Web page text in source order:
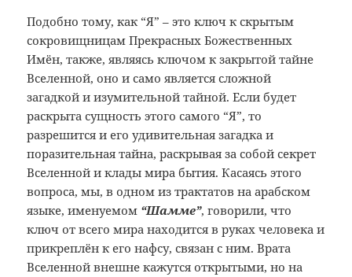
Подобно тому, как “Я” – это ключ к скрытым
сокровищницам Прекрасных Божественных
Имён, также, являясь ключом к закрытой тайне
Вселенной, оно и само является сложной
загадкой и изумительной тайной. Если будет
раскрыта сущность этого самого “Я”, то
разрешится и его удивительная загадка и
поразительная тайна, раскрывая за собой секрет
Вселенной и клады мира бытия. Касаясь этого
вопроса, мы, в одном из трактатов на арабском
языке, именуемом “Шамме”, говорили, что
ключ от всего мира находится в руках человека и
прикреплён к его нафсу, связан с ним. Врата
Вселенной внешне кажутся открытыми, но на